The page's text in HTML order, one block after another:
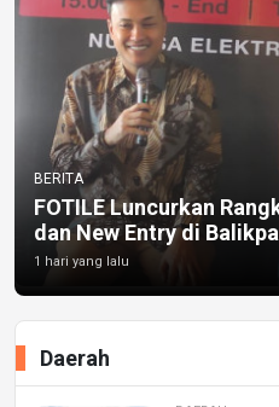
BERITA
FOTILE Luncurkan
dan New Entry di
1 hari yang lalu
Daerah